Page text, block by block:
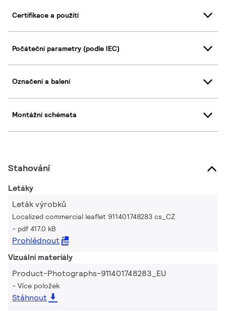
Certifikace a použití
Počáteční parametry (podle IEC)
Označení a balení
Montážní schémata
Stahování
Letáky
Leták výrobků
Localized commercial leaflet 911401748283 cs_CZ
pdf 417.0 kB
Prohlédnout
Vizuální materiály
Product-Photographs-911401748283_EU
Více položek
Stáhnout